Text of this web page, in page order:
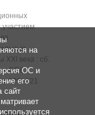
участием
века : сб.
‒ СПб.,
120‒121
на
ОС и
его
сайт